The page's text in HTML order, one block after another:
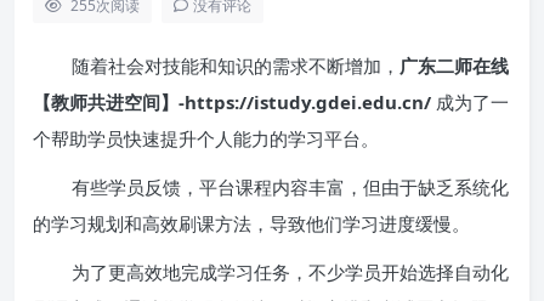
255次阅读 没有评论
随着社会对技能和知识的需求不断增加， 广东二师在线
【教师共进空间】-https://istudy.gdei.edu.cn/ 成为了一
个帮助学员快速提升个人能力的学习平台。
有些学员反馈，平台课程内容丰富，但由于缺乏系统化
的学习规划和高效刷课方法，导致他们学习进度缓慢。
为了更高效地完成学习任务，不少学员开始选择自动化